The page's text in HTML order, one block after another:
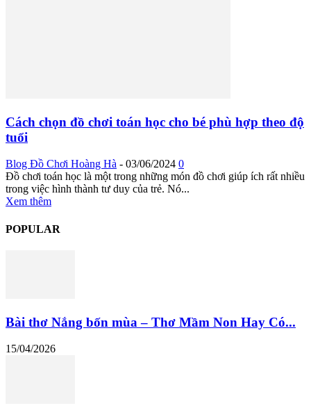
Cách chọn đồ chơi toán học cho bé phù hợp theo độ
tuổi
Blog Đồ Chơi Hoàng Hà - 03/06/2024 0
Đồ chơi toán học là một trong những món đồ chơi giúp ích rất nhiều
trong việc hình thành tư duy của trẻ. Nó...
Xem thêm
POPULAR
Bài thơ Nắng bốn mùa – Thơ Mầm Non Hay Có...
15/04/2026